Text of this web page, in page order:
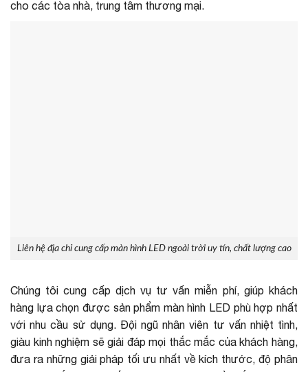
cho các tòa nhà, trung tâm thương mại.
Liên hệ địa chỉ cung cấp màn hình LED ngoài trời uy tín, chất lượng cao
Chúng tôi cung cấp dịch vụ tư vấn miễn phí, giúp khách
hàng lựa chọn được sản phẩm màn hình LED phù hợp nhất
với nhu cầu sử dụng. Đội ngũ nhân viên tư vấn nhiệt tình,
giàu kinh nghiệm sẽ giải đáp mọi thắc mắc của khách hàng,
đưa ra những giải pháp tối ưu nhất về kích thước, độ phân